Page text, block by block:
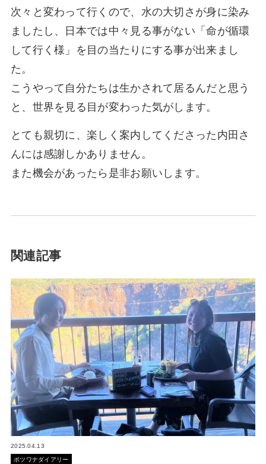
次々と変わって行くので、水の大切さが身に染み
ましたし、日本では中々見る事がない「命が循環
して行く様」を目の当たりにする事が出来まし
た。
こうやって自分たちは生かされて居るんだと思う
と、世界を見る目が変わった気がします。
とても親切に、楽しく案内してくださった内田さ
んには感謝しかありません。
また機会があったら是非お願いします。
関連記事
2025.04.13
ボツワナダイアリー